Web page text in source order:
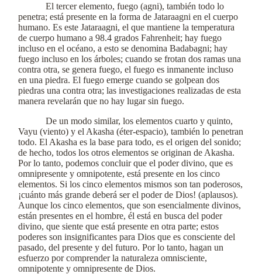
El tercer elemento, fuego (agni), también todo lo
penetra; está presente en la forma de Jataraagni en el cuerpo
humano. Es este Jataraagni, el que mantiene la temperatura
de cuerpo humano a 98.4 grados Fahrenheit; hay fuego
incluso en el océano, a esto se denomina Badabagni; hay
fuego incluso en los árboles; cuando se frotan dos ramas una
contra otra, se genera fuego, el fuego es inmanente incluso
en una piedra. El fuego emerge cuando se golpean dos
piedras una contra otra; las investigaciones realizadas de esta
manera revelarán que no hay lugar sin fuego.
De un modo similar, los elementos cuarto y quinto,
Vayu (viento) y el Akasha (éter-espacio), también lo penetran
todo. El Akasha es la base para todo, es el origen del sonido;
de hecho, todos los otros elementos se originan de Akasha.
Por lo tanto, podemos concluir que el poder divino, que es
omnipresente y omnipotente, está presente en los cinco
elementos. Si los cinco elementos mismos son tan poderosos,
¡cuánto más grande deberá ser el poder de Dios! (aplausos).
Aunque los cinco elementos, que son esencialmente divinos,
están presentes en el hombre, él está en busca del poder
divino, que siente que está presente en otra parte; estos
poderes son insignificantes para Dios que es consciente del
pasado, del presente y del futuro. Por lo tanto, hagan un
esfuerzo por comprender la naturaleza omnisciente,
omnipotente y omnipresente de Dios.